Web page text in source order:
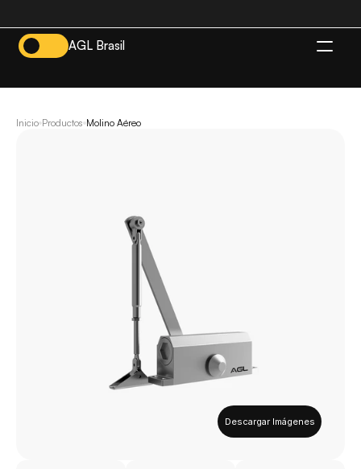
AGL Brasil
Inicio Productos Molino Aéreo
Descargar Imágenes